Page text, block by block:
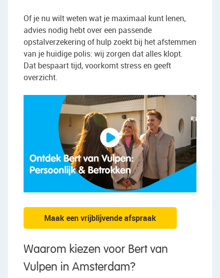
Of je nu wilt weten wat je maximaal kunt lenen,
advies nodig hebt over een passende
opstalverzekering of hulp zoekt bij het afstemmen
van je huidige polis: wij zorgen dat alles klopt.
Dat bespaart tijd, voorkomt stress en geeft
overzicht.
Maak een vrijblijvende afspraak
Waarom kiezen voor Bert van
Vulpen in Amsterdam?